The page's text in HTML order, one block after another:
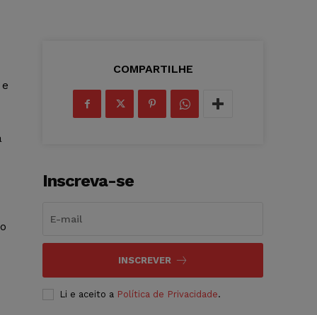
COMPARTILHE
Inscreva-se
INSCREVER
Li e aceito a Política de Privacidade.